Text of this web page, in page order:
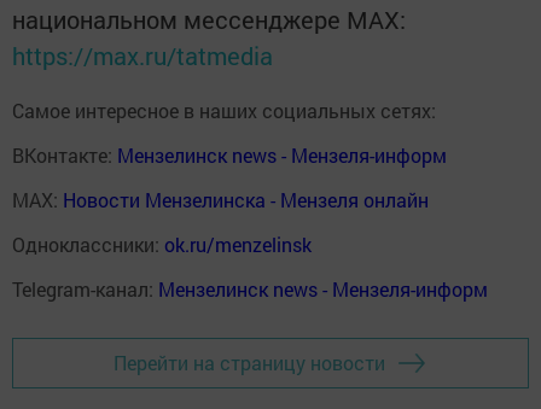
национальном мессенджере MАХ:
https://max.ru/tatmedia
Самое интересное в наших социальных сетях:
ВКонтакте: Мензелинск news - Мензеля-информ
MAX: Новости Мензелинска - Мензеля онлайн
Одноклассники: ok.ru/menzelinsk
Telegram-канал: Мензелинск news - Мензеля-информ
Перейти на страницу новости